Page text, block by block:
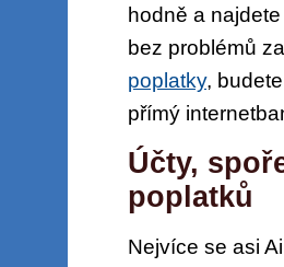
hodně a
bez problémů
poplatky,
přímý
Účty,
poplatků
Nejvíce se asi